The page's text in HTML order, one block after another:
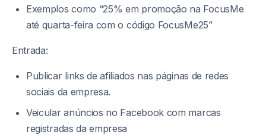
Exemplos como “25% em promoção na FocusMe
até quarta-feira com o código FocusMe25”
Entrada:
Publicar links de afiliados nas páginas de redes
sociais da empresa.
Veicular anúncios no Facebook com marcas
registradas da empresa